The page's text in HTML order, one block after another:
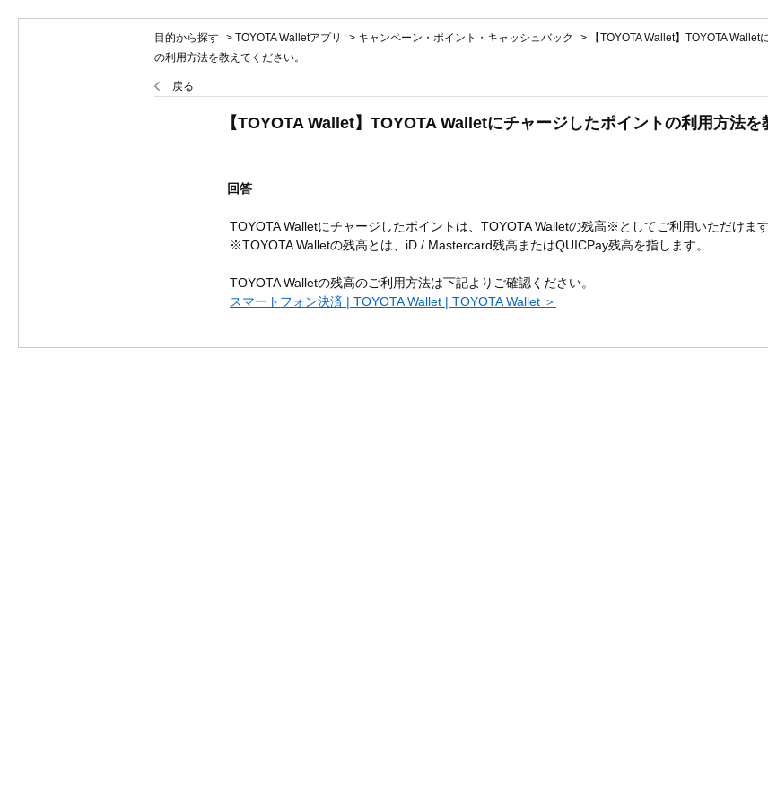
目的から探す > TOYOTA Walletアプリ > キャンペーン・ポイント・キャッシュバック >
【TOYOTA Wallet】TOYOTA Wallet
の利用方法を教えてください。
戻る
【TOYOTA Wallet】TOYOTA Walletにチャージしたポイントの利用方法を
回答
TOYOTA Walletにチャージしたポイントは、TOYOTA Walletの残高※としてご利用いただけます
※TOYOTA Walletの残高とは、iD / Mastercard残高またはQUICPay残高を指します。
TOYOTA Walletの残高のご利用方法は下記よりご確認ください。
スマートフォン決済 | TOYOTA Wallet | TOYOTA Wallet ＞